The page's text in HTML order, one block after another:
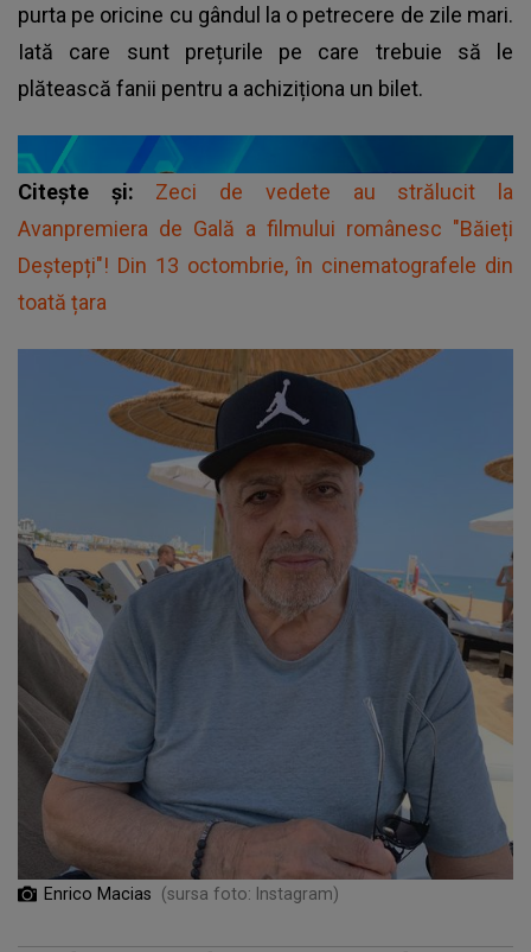
purta pe oricine cu gândul la o petrecere de zile mari.
Iată care sunt prețurile pe care trebuie să le
plătească fanii pentru a achiziționa un bilet.
Citește și: Zeci de vedete au strălucit la
Avanpremiera de Gală a filmului românesc "Băieți
Deștepți"! Din 13 octombrie, în cinematografele din
toată țara
Enrico Macias (sursa foto: Instagram)